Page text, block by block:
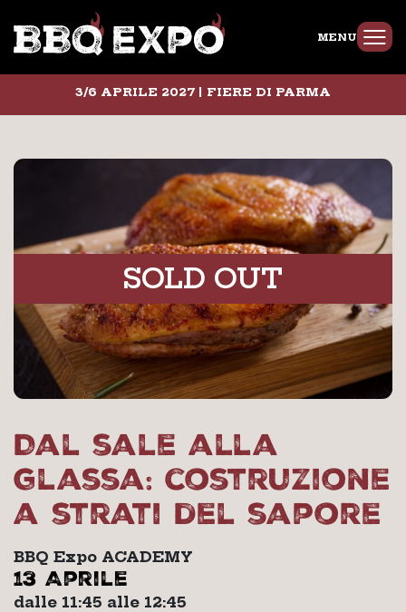
MENU
3/6 APRILE 2027 | FIERE DI PARMA
SOLD OUT
Dal sale alla
glassa: costruzione
a strati del sapore
BBQ Expo ACADEMY
13 Aprile
dalle 11:45 alle 12:45